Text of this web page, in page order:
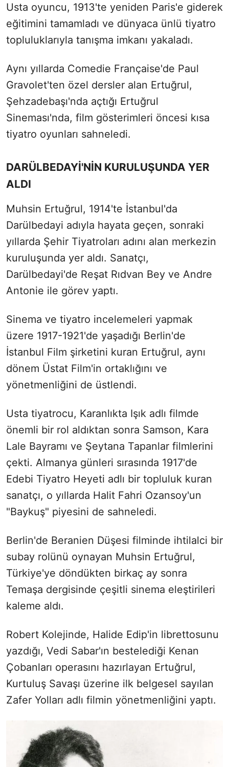
Usta oyuncu, 1913'te yeniden Paris'e giderek
eğitimini tamamladı ve dünyaca ünlü tiyatro
topluluklarıyla tanışma imkanı yakaladı.
Aynı yıllarda Comedie Française'de Paul
Gravolet'ten özel dersler alan Ertuğrul,
Şehzadebaşı'nda açtığı Ertuğrul
Sineması'nda, film gösterimleri öncesi kısa
tiyatro oyunları sahneledi.
DARÜLBEDAYİ'NİN KURULUŞUNDA YER
ALDI
Muhsin Ertuğrul, 1914'te İstanbul'da
Darülbedayi adıyla hayata geçen, sonraki
yıllarda Şehir Tiyatroları adını alan merkezin
kuruluşunda yer aldı. Sanatçı,
Darülbedayi'de Reşat Rıdvan Bey ve Andre
Antonie ile görev yaptı.
Sinema ve tiyatro incelemeleri yapmak
üzere 1917-1921'de yaşadığı Berlin'de
İstanbul Film şirketini kuran Ertuğrul, aynı
dönem Üstat Film'in ortaklığını ve
yönetmenliğini de üstlendi.
Usta tiyatrocu, Karanlıkta Işık adlı filmde
önemli bir rol aldıktan sonra Samson, Kara
Lale Bayramı ve Şeytana Tapanlar filmlerini
çekti. Almanya günleri sırasında 1917'de
Edebi Tiyatro Heyeti adlı bir topluluk kuran
sanatçı, o yıllarda Halit Fahri Ozansoy'un
"Baykuş" piyesini de sahneledi.
Berlin'de Beranien Düşesi filminde ihtilalci bir
subay rolünü oynayan Muhsin Ertuğrul,
Türkiye'ye döndükten birkaç ay sonra
Temaşa dergisinde çeşitli sinema eleştirileri
kaleme aldı.
Robert Kolejinde, Halide Edip'in librettosunu
yazdığı, Vedi Sabar'ın bestelediği Kenan
Çobanları operasını hazırlayan Ertuğrul,
Kurtuluş Savaşı üzerine ilk belgesel sayılan
Zafer Yolları adlı filmin yönetmenliğini yaptı.